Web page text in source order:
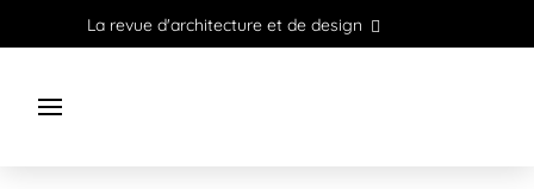
La revue d'architecture et de design